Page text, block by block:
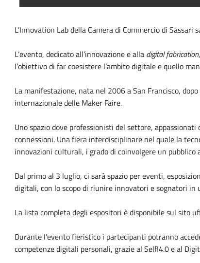
L'Innovation Lab della Camera di Commercio di
L’evento, dedicato all’innovazione e alla digital fabrication
l’obiettivo di far coesistere l’ambito digitale e quello
La manifestazione, nata nel 2006 a San Francisco,
internazionale delle Maker Faire.
Uno spazio dove professionisti del settore,
connessioni. Una fiera interdisciplinare nel quale la
innovazioni culturali, i grado di coinvolgere un
Dal primo al 3 luglio, ci sarà spazio per eventi,
digitali, con lo scopo di riunire innovatori e sognatori
La lista completa degli espositori è disponibile sul sito
Durante l'evento fieristico i partecipanti potranno
competenze digitali personali, grazie al SelfI4.0 e al